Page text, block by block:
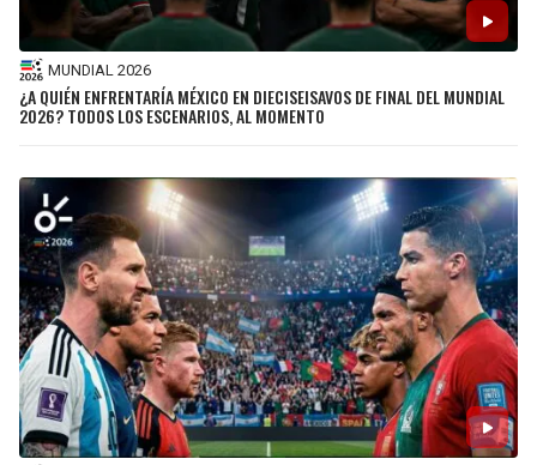
MUNDIAL 2026
¿A QUIÉN ENFRENTARÍA MÉXICO EN DIECISEISAVOS DE FINAL DEL MUNDIAL
2026? TODOS LOS ESCENARIOS, AL MOMENTO